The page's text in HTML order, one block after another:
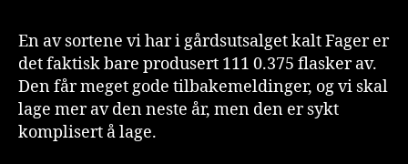
En av sortene vi har i gårdsutsalget kalt Fager er
det faktisk bare produsert 111 0.375 flasker av.
Den får meget gode tilbakemeldinger, og vi skal
lage mer av den neste år, men den er sykt
komplisert å lage.